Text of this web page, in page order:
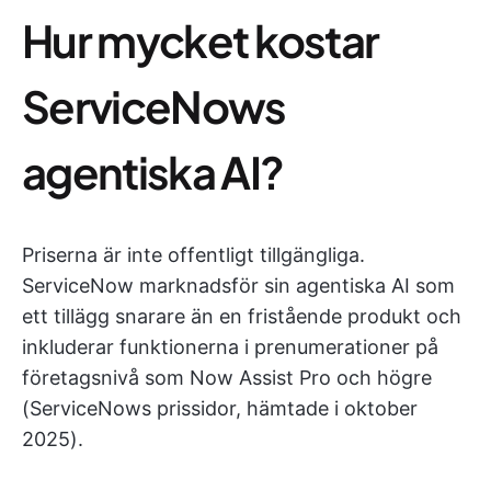
Hur mycket kostar
ServiceNows
agentiska AI?
Priserna är inte offentligt tillgängliga.
ServiceNow marknadsför sin agentiska AI som
ett tillägg snarare än en fristående produkt och
inkluderar funktionerna i prenumerationer på
företagsnivå som Now Assist Pro och högre
(ServiceNows prissidor, hämtade i oktober
2025).